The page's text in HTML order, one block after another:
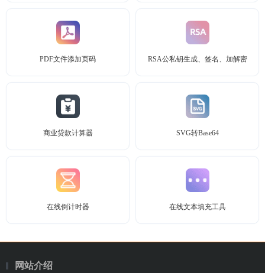
PDF文件添加页码 RSA公私钥生成、签名、加解密
商业贷款计算器 SVG转Base64
在线倒计时器 在线文本填充工具
网站介绍